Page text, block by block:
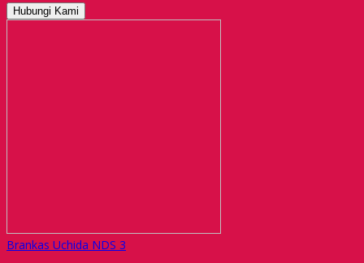
Hubungi Kami
Brankas Uchida NDS 3